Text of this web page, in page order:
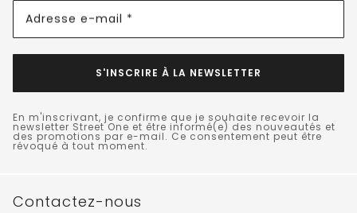
Adresse e-mail *
S'INSCRIRE À LA NEWSLETTER
En m'inscrivant, je confirme que je souhaite recevoir la
newsletter Street One et être informé(e) des nouveautés et
des promotions par e-mail. Ce consentement peut être
révoqué à tout moment.
Contactez-nous